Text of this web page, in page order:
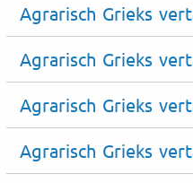
Agrarisch Grieks
Agrarisch Grieks
Agrarisch Grieks
Agrarisch Grieks